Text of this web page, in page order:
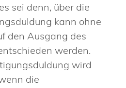
sei denn, über die
kann ohne
den Ausgang des
werden.
wird
die